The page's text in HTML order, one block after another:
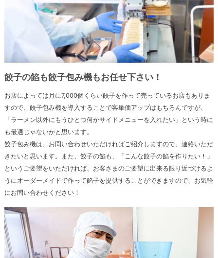
餃子の餡も餃子包み機もお任せ下さい！
お店によっては月に7,000個くらい餃子を作って売っているお店もありま
すので、餃子包み機を導入することで客単価アップはもちろんですが、
「ラーメン以外にもうひとつ何かサイドメニューを入れたい」という時に
も最適じゃないかと思います。
餃子包み機は、お問い合わせいただければご紹介しますので、連絡いただ
きたいと思います。また、餃子の餡も、「こんな餃子の餡を作りたい！」
というご要望をいただければ、お客さまのご要望に出来る限り近づけるよ
うにオーダーメイドで作って餡子を提供することができますので、お気軽
にお問い合わせください！